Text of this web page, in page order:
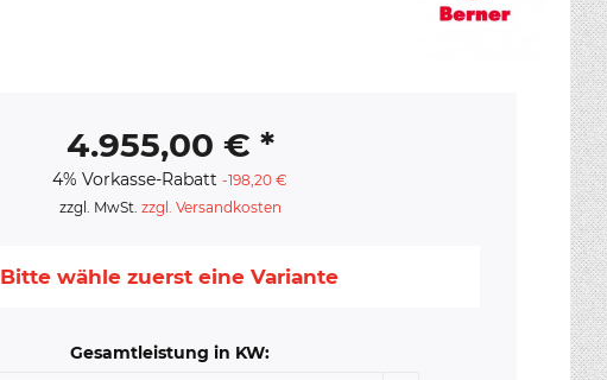
4.955,00 € *
4% Vorkasse-Rabatt-198,20 €
zzgl. MwSt. zzgl. Versandkosten
Bitte wähle zuerst eine Variante
Gesamtleistung in KW: